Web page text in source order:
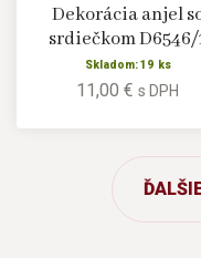
Dekorácia anjel
srdiečkom D6546/
Skladom: 19 ks
11,00 €s DPH